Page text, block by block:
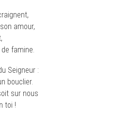
amour,
famine.
Seigneur :
bouclier.
sur nous
toi !